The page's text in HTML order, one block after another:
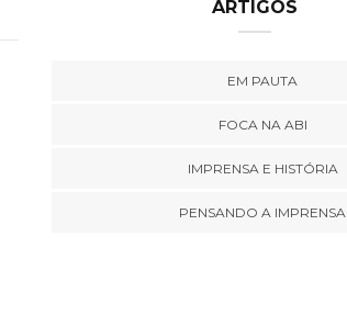
ARTIGOS
EM PAUTA
FOCA NA ABI
IMPRENSA E HISTÓRIA
PENSANDO A IMPRENSA